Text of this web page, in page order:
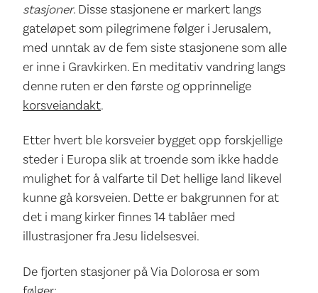
stasjoner. Disse stasjonene er markert langs
gateløpet som pilegrimene følger i Jerusalem,
med unntak av de fem siste stasjonene som alle
er inne i Gravkirken. En meditativ vandring langs
denne ruten er den første og opprinnelige
korsveiandakt.
Etter hvert ble korsveier bygget opp forskjellige
steder i Europa slik at troende som ikke hadde
mulighet for å valfarte til Det hellige land likevel
kunne gå korsveien. Dette er bakgrunnen for at
det i mang kirker finnes 14 tablåer med
illustrasjoner fra Jesu lidelsesvei.
De fjorten stasjoner på Via Dolorosa er som